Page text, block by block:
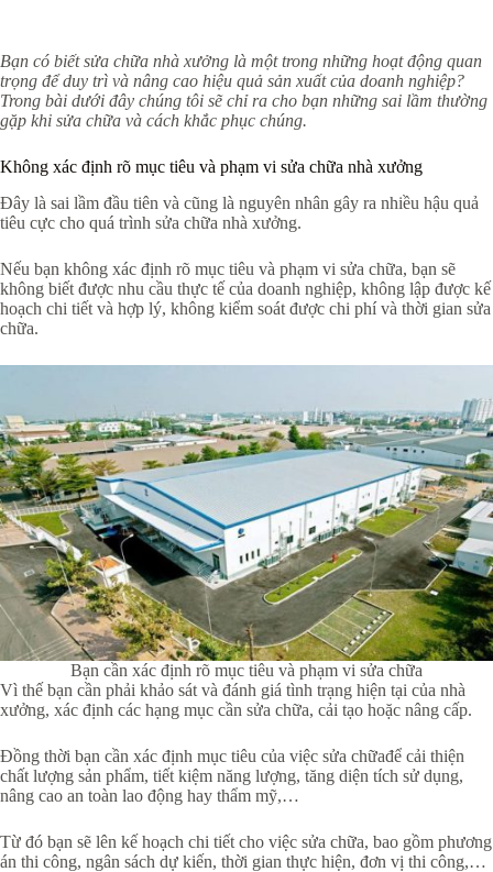
Bạn có biết sửa chữa nhà xưởng là một trong những hoạt động quan
trọng để duy trì và nâng cao hiệu quả sản xuất của doanh nghiệp?
Trong bài dưới đây chúng tôi sẽ chỉ ra cho bạn những sai lầm thường
gặp khi sửa chữa và cách khắc phục chúng.
Không xác định rõ mục tiêu và phạm vi sửa chữa nhà xưởng
Đây là sai lầm đầu tiên và cũng là nguyên nhân gây ra nhiều hậu quả
tiêu cực cho quá trình sửa chữa nhà xưởng.
Nếu bạn không xác định rõ mục tiêu và phạm vi sửa chữa, bạn sẽ
không biết được nhu cầu thực tế của doanh nghiệp, không lập được kế
hoạch chi tiết và hợp lý, không kiểm soát được chi phí và thời gian sửa
chữa.
Bạn cần xác định rõ mục tiêu và phạm vi sửa chữa
Vì thế bạn cần phải khảo sát và đánh giá tình trạng hiện tại của nhà
xưởng, xác định các hạng mục cần sửa chữa, cải tạo hoặc nâng cấp.
Đồng thời bạn cần xác định mục tiêu của việc sửa chữađể cải thiện
chất lượng sản phẩm, tiết kiệm năng lượng, tăng diện tích sử dụng,
nâng cao an toàn lao động hay thẩm mỹ,…
Từ đó bạn sẽ lên kế hoạch chi tiết cho việc sửa chữa, bao gồm phương
án thi công, ngân sách dự kiến, thời gian thực hiện, đơn vị thi công,…